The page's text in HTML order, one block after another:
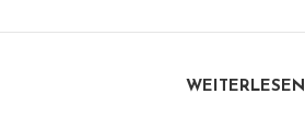
WEITERLESEN